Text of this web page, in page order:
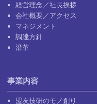
経営理念／社長挨拶
会社概要／アクセス
マネジメント
調達方針
沿革
事業内容
盟友技研のモノ創り